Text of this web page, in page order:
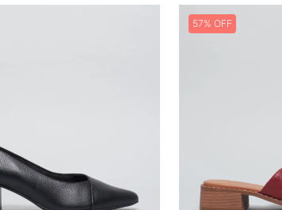
57%